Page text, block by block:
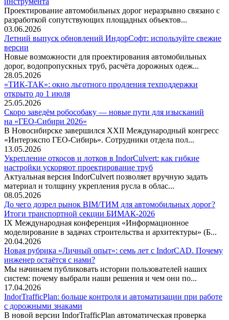
Проектирование автомобильных дорог неразрывно связано с
разработкой сопутствующих площадных объектов...
03.06.2026
Летний выпуск обновлений ИндорСофт: используйте свежие
версии
Новые возможности для проектирования автомобильных
дорог, водопропускных труб, расчёта дорожных одеж...
28.05.2026
«ТИК-ТАК»: окно льготного продления техподдержки
открыто до 1 июля
25.05.2026
Скоро заведём робособаку — новые пути для изысканий
на «ГЕО-Сибири 2026»
В Новосибирске завершился XXII Международный конгресс
«Интерэкспо ГЕО-Сибирь». Сотрудники отдела пол...
13.05.2026
Укрепление откосов и лотков в IndorCulvert: как гибкие
настройки ускоряют проектирование труб
Актуальная версия IndorCulvert позволяет вручную задать
материал и толщину укрепления русла в облас...
08.05.2026
До чего дозрел рынок BIM/ТИМ для автомобильных дорог?
Итоги транспортной секции БИМАК-2026
IX Международная конференция «Информационное
моделирование в задачах строительства и архитектуры» (Б...
20.04.2026
Новая рубрика «Личный опыт»: семь лет с IndorCAD. Почему
инженер остаётся с нами?
Мы начинаем публиковать истории пользователей наших
систем: почему выбрали наши решения и чем они по...
17.04.2026
IndorTrafficPlan: больше контроля и автоматизации при работе
с дорожными знаками
В новой версии IndorTrafficPlan автоматическая проверка